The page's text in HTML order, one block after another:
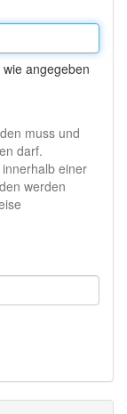
angegeben
muss und
darf.
innerhalb einer
werden